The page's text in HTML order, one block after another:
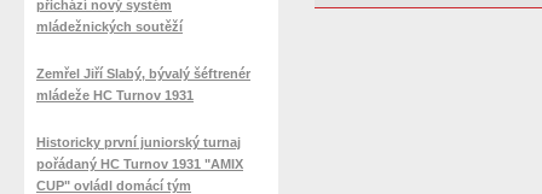
přichází nový systém
mládežnických soutěží
Zemřel Jiří Slabý, bývalý šéftrenér
mládeže HC Turnov 1931
Historicky první juniorský turnaj
pořádaný HC Turnov 1931 "AMIX
CUP" ovládl domácí tým